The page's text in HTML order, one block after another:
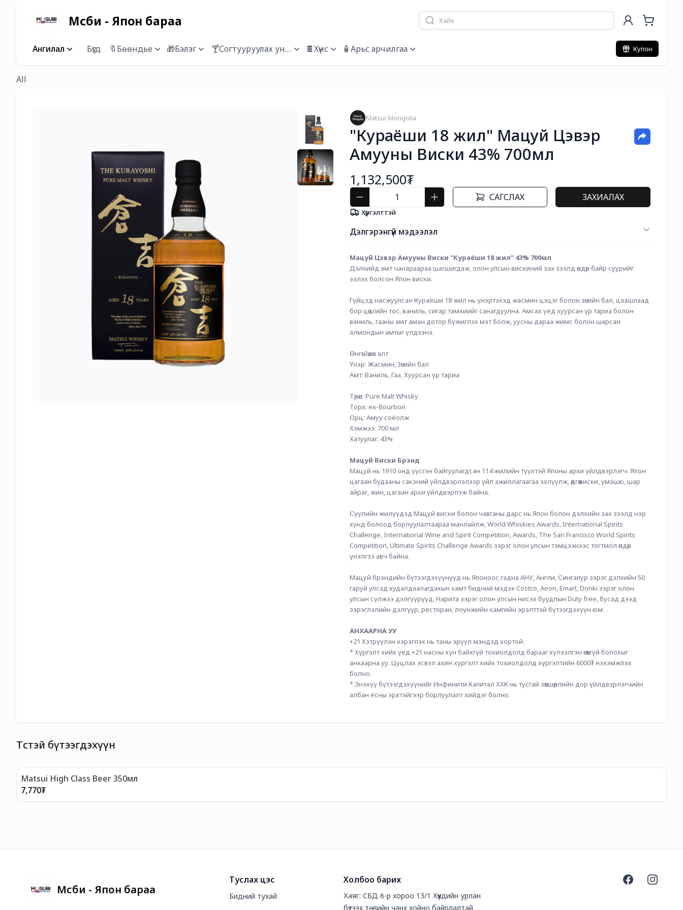
Мүсүби - Япон бараа
Ангилал Бүгд 🔖Бөөндье 🎁Бэлэг 🍸Согтууруулах ундаа 🍫Хүнс 🧴Арьс арчилгаа Купон
All
Matsui Mongolia
"Кураёши 18 жил" Мацуй Цэвэр
Амууны Виски 43% 700мл
1,132,500₮
САГСЛАХ ЗАХИАЛАХ
Хүргэлттэй
Дэлгэрэнгүй мэдээлэл
Мацуй Цэвэр Амууны Виски "Кураёши 18 жил" 43% 700мл
Дэлхийд амт чанараараа шагшигдаж, олон улсын вискиний зах зээлд өндөр байр суурийг
эзлэх болсон Япон виски.
Гүйцэд насжуулсан Кураёши 18 жил нь үнэртэхэд жасмин цэцэг болон зөгийн бал, цаашлаад
бор цөцгийн тос, ваниль, сигар тамхиийг санагдуулна. Амсах үед хуурсан үр тариа болон
ваниль, гааны амт аман дотор бүжиглэх мэт болж, уусны дараа жимс болон шарсан
алмондын амтыг үлдээнэ.
Өнгө: Зөөлөн алт
Үнэр: Жасмин, Зөгийн бал
Амт: Ваниль, Гаа, Хуурсан үр тариа
Төрөл: Pure Malt Whisky
Торх: ex-Bourbon
Орц: Амуу соёолж
Хэмжээ: 700 мл
Хатуулаг: 43%
Мацуй Виски Брэнд
Мацуй нь 1910 онд үүсгэн байгуулагдсан 114 жилийн түүхтэй Японы архи үйлдвэрлэгч. Япон
цагаан будааны сакэний үйлдвэрлэлээр үйл ажиллагаагаа эхлүүлж, өдгөө виски, үмэшю, шар
айраг, жин, цагаан архи үйлдвэрлэж байна.
Сүүлийн жилүүдэд Мацуй виски болон чавганы дарс нь Япон болон дэлхийн зах зээлд нэр
хүнд болоод борлуулалтаараа манлайлж, World Whiskies Awards, International Spirits
Challenge, International Wine and Spirit Competition, Awards, The San Francisco World Spirits
Competition, Ultimate Spirits Challenge Awards зэрэг олон улсын тэмцээнээс тогтмол өндөр
үнэлгээ авч байна.
Мацуй брэндийн бүтээгдэхүүнүүд нь Японоос гадна АНУ, Англи, Сингапур зэрэг дэлхийн 50
гаруй улсад худалдаалагдахын хамт бидний мэдэх Costco, Aeon, Emart, Donki зэрэг олон
улсын сүлжээ дэлгүүрүүд, Нарита зэрэг олон улсын нисэх буудлын Duty free, бусад дээд
зэрэглэлийн дэлгүүр, ресторан, лоунжийн хамгийн эрэлттэй бүтээгдэхүүн юм.
АНХААРНА УУ
+21 Хэтрүүлэн хэрэглэх нь таны эрүүл мэндэд хортой.
* Хүргэлт хийх үед +21 насны хүн байхгүй тохиолдолд барааг хүлээлгэн өгөхгүй болохыг
анхаарна уу. Цуцлах эсвэл ахин хүргэлт хийх тохиолдолд хүргэлтийн 6000₮ нэхэмжлэх
болно.
* Энэхүү бүтээгдэхүүнийг Инфинити Капитал ХХК нь тусгай зөвшөөрлийн дор үйлдвэрлэгчийн
албан ёсны эрхтэйгээр борлуулалт хийдэг болно.
Төстэй бүтээгдэхүүн
Matsui High Class Beer 350мл
7,770₮
Мүсүби - Япон бараа
Туслах цэс
Бидний тухай
Холбоо барих
Хаяг: СБД 6-р хороо 13/1 Хүүхдийн урлан
бүтээх төвийн чанх хойно байрлалтай
Facebook